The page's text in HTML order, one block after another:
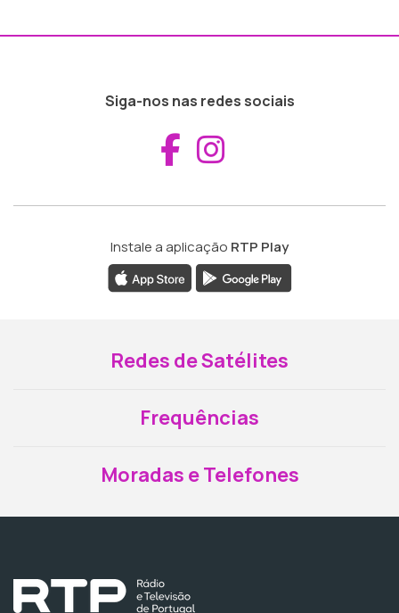
Siga-nos nas redes sociais
Aceder ao
Instale a aplicação RTP Play
Redes de Satélites
Frequências
Moradas e Telefones